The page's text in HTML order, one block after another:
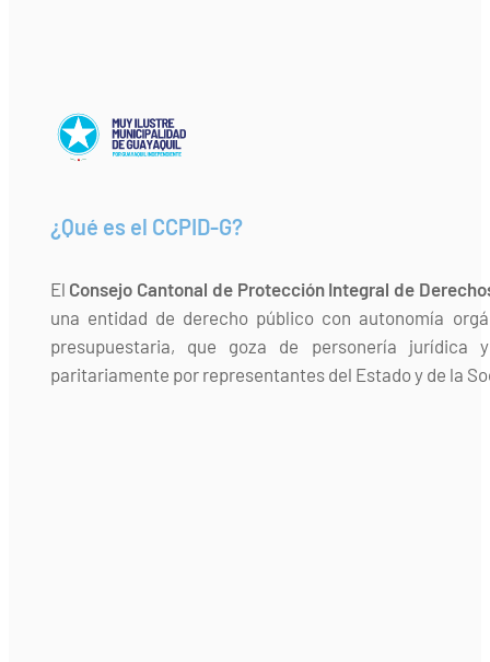
¿Qué es el CCPID-G?
El Consejo Cantonal de Protección Integral de
una entidad de derecho público con autonomía
presupuestaria, que goza de personería jurídica
paritariamente por representantes del Estado y de la